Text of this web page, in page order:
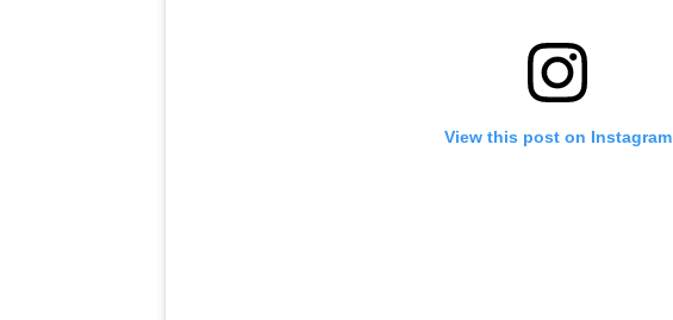
View this post on Instagram